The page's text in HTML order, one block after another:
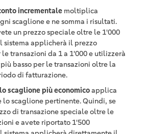
incrementale moltiplica
scaglione e ne somma i risultati.
un prezzo speciale oltre le 1'000
sistema applicherà il prezzo
transazioni da 1 a 1'000 e utilizzerà
basso per le transazioni oltre la
di fatturazione.
scaglione più economicoapplica
scaglione pertinente. Quindi, se
di transazione speciale oltre le
e avete riportato 1'500